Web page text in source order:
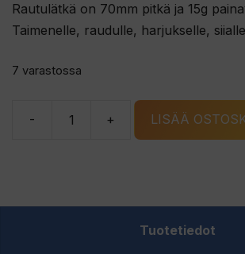
Rautulätkä on 70mm pitkä ja 15g
Taimenelle, raudulle, harjukselle,
7 varastossa
-
määrä
+ LISÄÄ
Tuotetiedot